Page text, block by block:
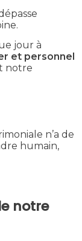
jour à
et personnel
notre
n’a de
humain,
notre